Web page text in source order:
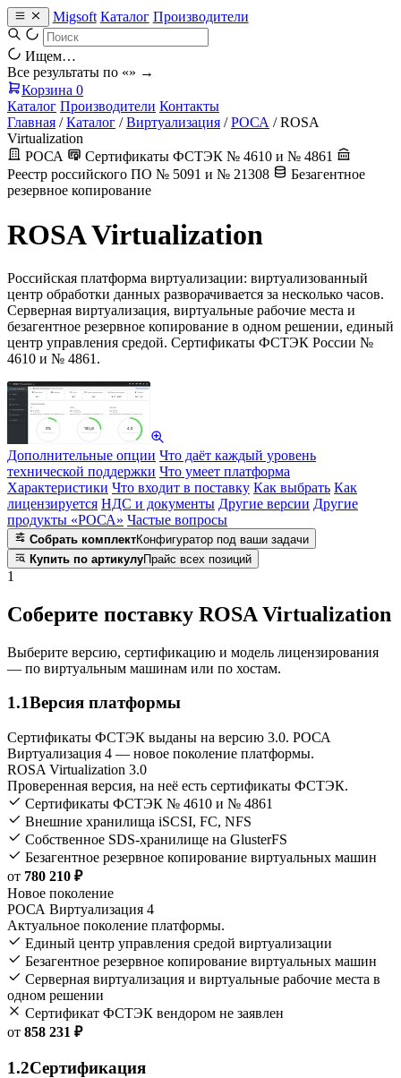
Migsoft Каталог Производители
Ищем…
Все результаты по «» →
Корзина 0
Каталог Производители Контакты
Главная / Каталог / Виртуализация / РОСА / ROSA
Virtualization
РОСА
Сертификаты ФСТЭК № 4610 и № 4861
Реестр российского ПО № 5091 и № 21308
Безагентное
резервное копирование
ROSA Virtualization
Российская платформа виртуализации: виртуализованный
центр обработки данных разворачивается за несколько часов.
Серверная виртуализация, виртуальные рабочие места и
безагентное резервное копирование в одном решении, единый
центр управления средой. Сертификаты ФСТЭК России №
4610 и № 4861.
Дополнительные опции Что даёт каждый уровень
технической поддержки Что умеет платформа
Характеристики Что входит в поставку Как выбрать Как
лицензируется НДС и документы Другие версии Другие
продукты «РОСА» Частые вопросы
Собрать комплектКонфигуратор под ваши задачи
Купить по артикулуПрайс всех позиций
1
Соберите поставку ROSA Virtualization
Выберите версию, сертификацию и модель лицензирования
— по виртуальным машинам или по хостам.
1.1Версия платформы
Сертификаты ФСТЭК выданы на версию 3.0. РОСА
Виртуализация 4 — новое поколение платформы.
ROSA Virtualization 3.0
Проверенная версия, на неё есть сертификаты ФСТЭК.
Сертификаты ФСТЭК № 4610 и № 4861
Внешние хранилища iSCSI, FC, NFS
Собственное SDS-хранилище на GlusterFS
Безагентное резервное копирование виртуальных машин
от 780 210 ₽
Новое поколение
РОСА Виртуализация 4
Актуальное поколение платформы.
Единый центр управления средой виртуализации
Безагентное резервное копирование виртуальных машин
Серверная виртуализация и виртуальные рабочие места в
одном решении
Сертификат ФСТЭК вендором не заявлен
от 858 231 ₽
1.2Сертификация